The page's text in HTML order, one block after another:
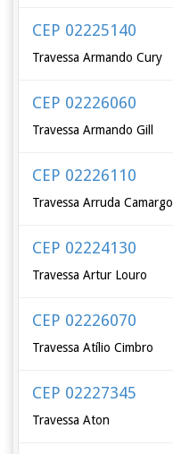
CEP 02225140
Travessa Armando Cury
CEP 02226060
Travessa Armando Gill
CEP 02226110
Travessa Arruda Camargo
CEP 02224130
Travessa Artur Louro
CEP 02226070
Travessa Atílio Cimbro
CEP 02227345
Travessa Aton